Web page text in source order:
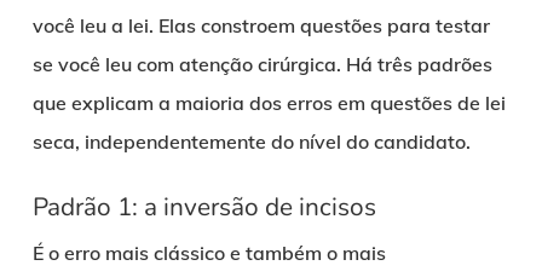
você leu a lei. Elas constroem questões para testar
se você leu com atenção cirúrgica. Há três padrões
que explicam a maioria dos erros em questões de lei
seca, independentemente do nível do candidato.
Padrão 1: a inversão de incisos
É o erro mais clássico e também o mais